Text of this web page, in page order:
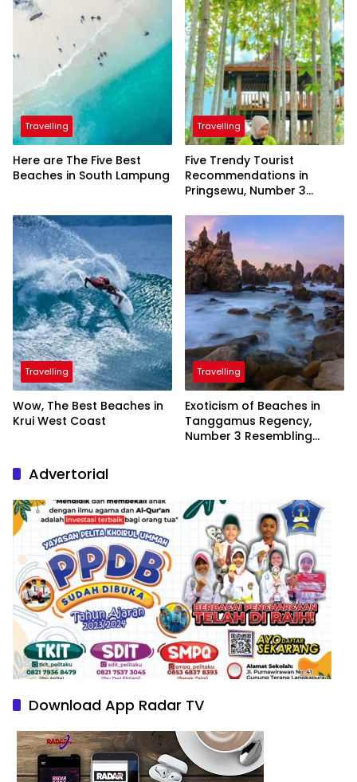
Travelling
Here are The Five Best
Beaches in South Lampung
Travelling
Five Trendy Tourist
Recommendations in
Pringsewu, Number 3
President
Travelling
Wow, The Best Beaches in
Krui West Coast
Travelling
Exoticism of Beaches in
Tanggamus Regency,
Number 3 Resembling
Advertorial
Download App Radar TV